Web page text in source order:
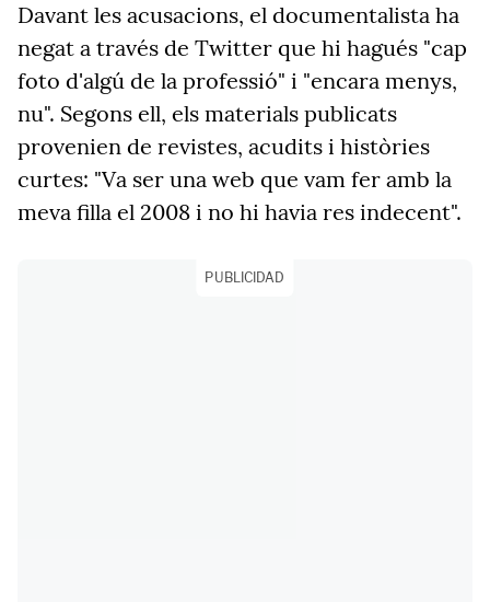
Davant les acusacions, el documentalista ha
negat a través de Twitter que hi hagués "cap
foto d'algú de la professió" i "encara menys,
nu". Segons ell, els materials publicats
provenien de revistes, acudits i històries
curtes: "Va ser una web que vam fer amb la
meva filla el 2008 i no hi havia res indecent".
PUBLICIDAD